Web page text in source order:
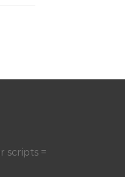
scripts =